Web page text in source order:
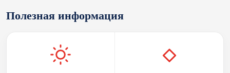
Полезная информация